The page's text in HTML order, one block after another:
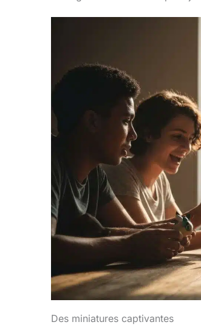
Des miniatures captivantes